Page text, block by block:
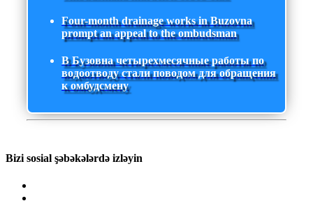
Four-month drainage works in Buzovna
prompt an appeal to the ombudsman
В Бузовна четырехмесячные работы по
водоотводу стали поводом для обращения
к омбудсмену
Bizi sosial şəbəkələrdə izləyin